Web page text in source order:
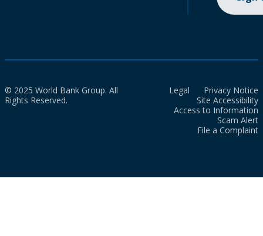
© 2025 World Bank Group. All
Rights Reserved.
Legal
Privacy Notice
Site Accessibility
Access to Information
Scam Alert
File a Complaint